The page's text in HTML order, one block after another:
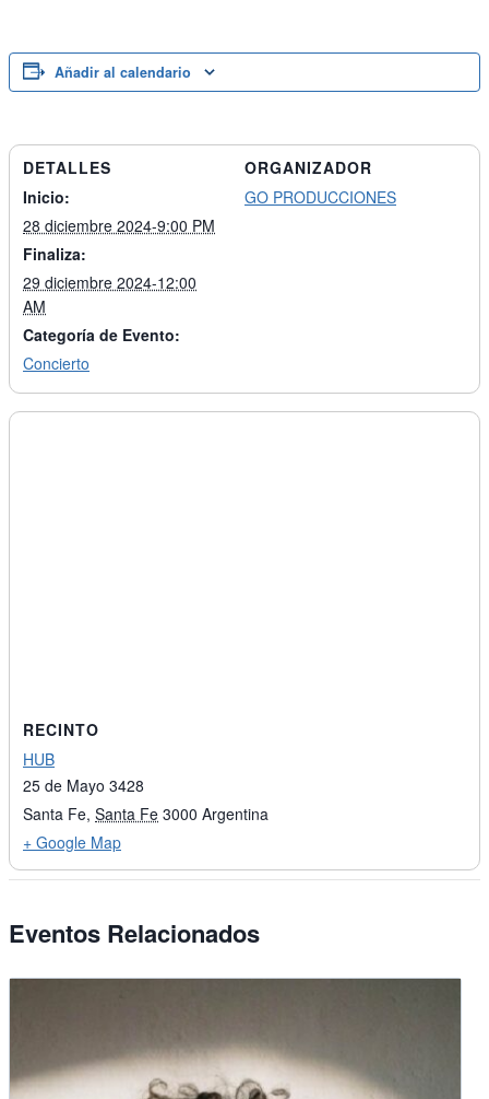
Añadir al calendario
DETALLES
Inicio:
28 diciembre 2024-9:00 PM
Finaliza:
29 diciembre 2024-12:00
AM
Categoría de Evento:
Concierto
ORGANIZADOR
GO PRODUCCIONES
RECINTO
HUB
25 de Mayo 3428
Santa Fe, Santa Fe 3000 Argentina
+ Google Map
Eventos Relacionados